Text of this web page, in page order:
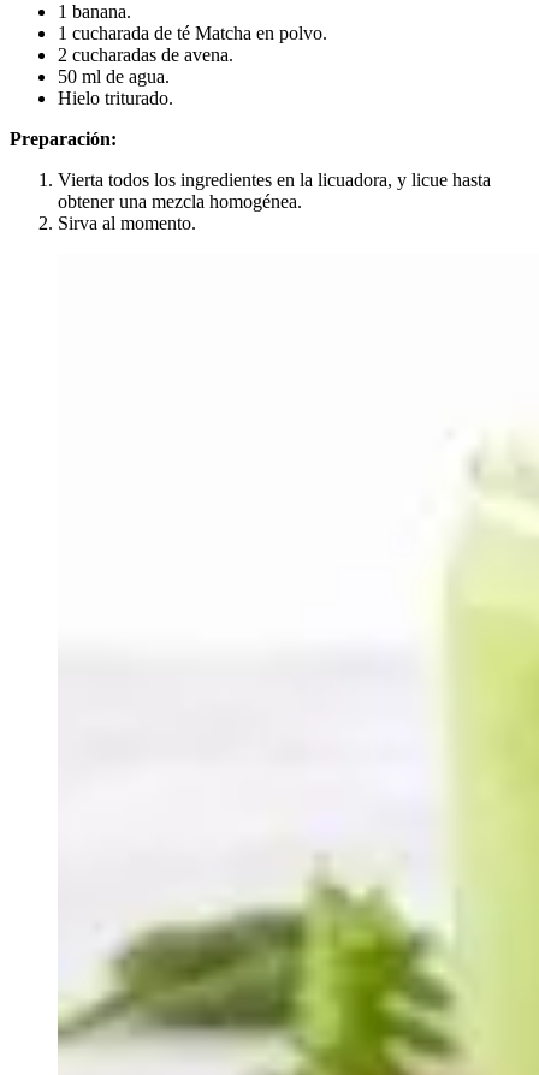
1 banana.
1 cucharada de té Matcha en polvo.
2 cucharadas de avena.
50 ml de agua.
Hielo triturado.
Preparación:
Vierta todos los ingredientes en la licuadora, y licue hasta
obtener una mezcla homogénea.
Sirva al momento.